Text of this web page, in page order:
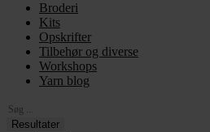
Broderi
Kits
Opskrifter
Tilbehør og diverse
Workshops
Yarn blog
Search
...Resultater